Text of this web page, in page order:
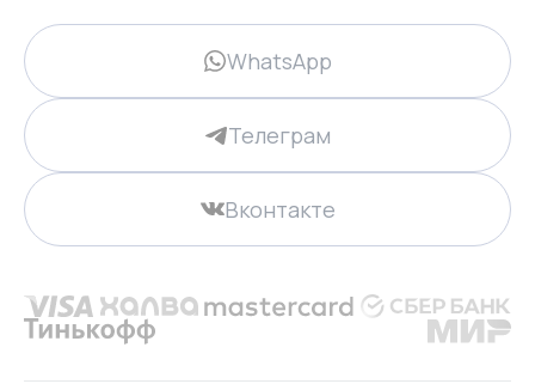
WhatsApp
Телеграм
Вконтакте